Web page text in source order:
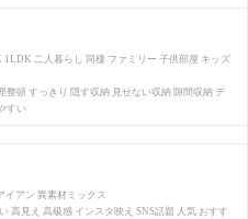
二人暮らし 同棲 ファミリー 子供部屋 キッズ
整頓 すっきり 隠す収納 見せない収納 隙間収納 デ
すい
イアン 異素材ミックス
高見え 高級感 インスタ映え SNS話題 人気 おすす